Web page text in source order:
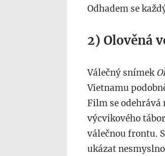
Odhadem se
2) Olověná
Válečný snímek
Vietnamu
Film se odehrává
výcvikového
válečnou frontu.
ukázat